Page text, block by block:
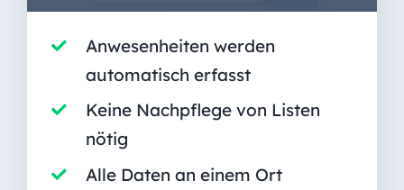
Anwesenheiten werden
automatisch erfasst
Keine Nachpflege von Listen
nötig
Alle Daten an einem Ort